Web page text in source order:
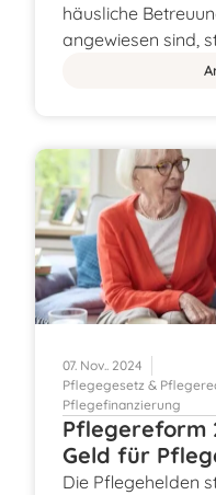
häusliche
angewiesen sind,
07. Nov.. 2024
Pflegegesetz &
Pflegefinanzierung
Pflegereform
Geld für
Die Pflegehelden